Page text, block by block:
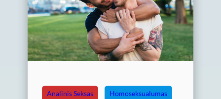
Analinis Seksas Homoseksualumas